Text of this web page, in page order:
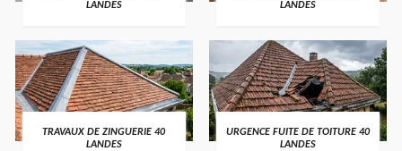
LANDES
LANDES
TRAVAUX DE ZINGUERIE 40
LANDES
URGENCE FUITE DE TOITURE 40
LANDES